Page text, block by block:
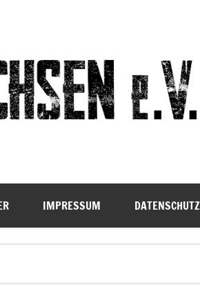
IMPRESSUM DATENSCHUTZ